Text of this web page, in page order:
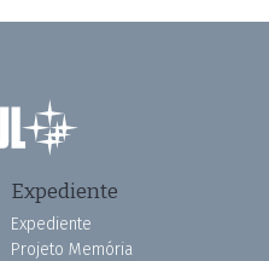
Expediente
Expediente
Projeto Memória